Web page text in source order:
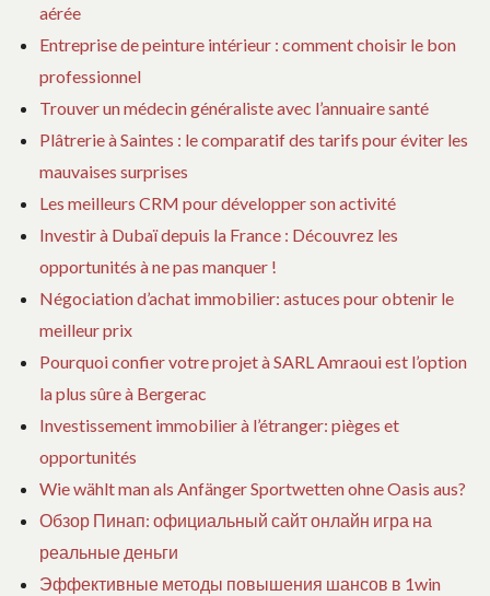
aérée
Entreprise de peinture intérieur : comment choisir le bon
professionnel
Trouver un médecin généraliste avec l’annuaire santé
Plâtrerie à Saintes : le comparatif des tarifs pour éviter les
mauvaises surprises
Les meilleurs CRM pour développer son activité
Investir à Dubaï depuis la France : Découvrez les
opportunités à ne pas manquer !
Négociation d’achat immobilier: astuces pour obtenir le
meilleur prix
Pourquoi confier votre projet à SARL Amraoui est l’option
la plus sûre à Bergerac
Investissement immobilier à l’étranger: pièges et
opportunités
Wie wählt man als Anfänger Sportwetten ohne Oasis aus?
Обзор Пинап: официальный сайт онлайн игра на
реальные деньги
Эффективные методы повышения шансов в 1win